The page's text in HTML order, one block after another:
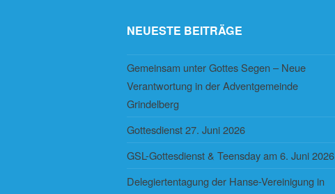
NEUESTE BEITRÄGE
Gemeinsam unter Gottes Segen – Neue
Verantwortung in der Adventgemeinde
Grindelberg
Gottesdienst 27. Juni 2026
GSL-Gottesdienst & Teensday am 6. Juni 2026
Delegiertentagung der Hanse-Vereinigung in